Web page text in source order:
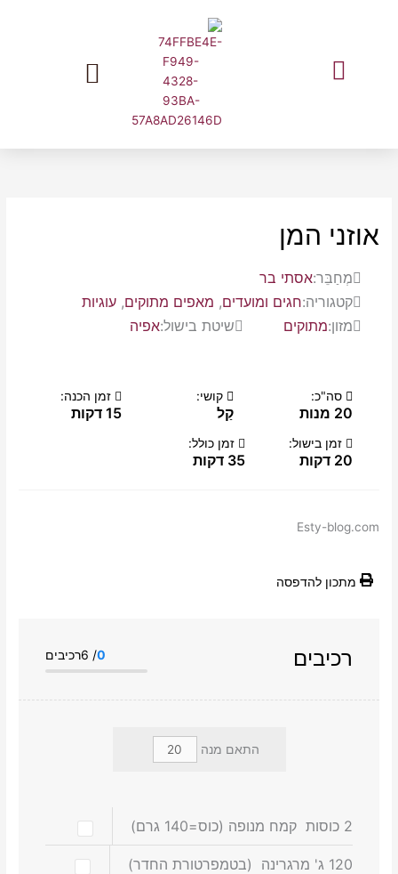
אוזני המן
מְחַבֵּר:אסתי בר
קטגוריה:חגים ומועדים, מאפים מתוקים,עוגיות
מזון:מתוקים שיטת בישול:אפיה
סה"כ:
20 מנות
קושי:
קַל
זמן הכנה:
15 דקות
זמן בישול:
20 דקות
זמן כולל:
35 דקות
Esty-blog.com
מתכון להדפסה
רכיבים 0/ 6רכיבים
התאם מנה
2 כוסות קמח מנופה (כוס=140 גרם)
120 ג' מרגרינה (בטמפרטורת החדר)